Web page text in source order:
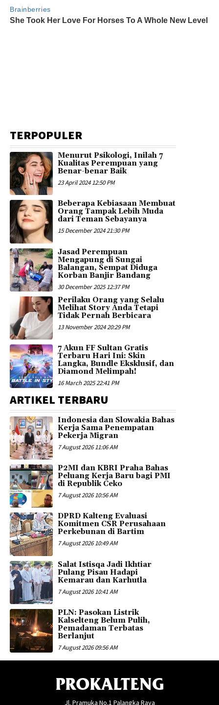
TERPOPULER
Menurut Psikologi, Inilah 7
Kualitas Perempuan yang
Benar-benar Baik
23 April 2024 12:50 PM
Beberapa Kebiasaan Membuat
Orang Tampak Lebih Muda
dari Teman Sebayanya
15 December 2024 21:30 PM
Jasad Perempuan
Mengapung di Sungai
Balangan, Sempat Diduga
Korban Banjir Bandang
30 December 2025 12:37 PM
Perilaku Orang yang Selalu
Melihat Story Anda Tetapi
Tidak Pernah Berbicara
13 November 2024 20:29 PM
7 Akun FF Sultan Gratis
Terbaru Hari Ini: Skin
Langka, Bundle Eksklusif, dan
Diamond Melimpah!
16 March 2025 22:41 PM
ARTIKEL TERBARU
Indonesia dan Slowakia Bahas
Kerja Sama Penempatan
Pekerja Migran
7 August 2026 11:06 AM
P2MI dan KBRI Praha Bahas
Peluang Kerja Baru bagi PMI
di Republik Ceko
7 August 2026 10:56 AM
DPRD Kalteng Evaluasi
Komitmen CSR Perusahaan
Perkebunan di Bartim
7 August 2026 10:49 AM
Salat Istisqa Jadi Ikhtiar
Pulang Pisau Hadapi
Kemarau dan Karhutla
7 August 2026 10:41 AM
PLN: Pasokan Listrik
Kalselteng Belum Pulih,
Pemadaman Terbatas
Berlanjut
7 August 2026 09:56 AM
PROKALTENG
Jl. Pramuka No.1 Palangka Raya